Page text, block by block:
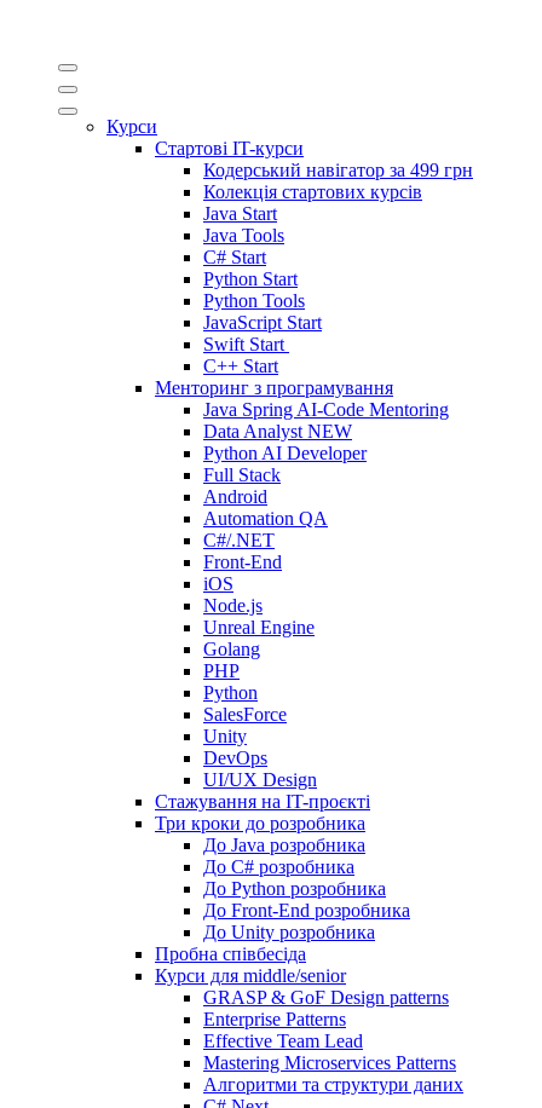
Курси
Стартові IT-курси
Кодерський навігатор за 499 грн
Колекція стартових курсів
Java Start
Java Tools
C# Start
Python Start
Python Tools
JavaScript Start
Swift Start
C++ Start
Менторинг з програмування
Java Spring AI-Code Mentoring
Data Analyst NEW
Python AI Developer
Full Stack
Android
Automation QA
C#/.NET
Front-End
iOS
Node.js
Unreal Engine
Golang
PHP
Python
SalesForce
Unity
DevOps
UI/UX Design
Стажування на IT-проєкті
Три кроки до розробника
До Java розробника
До C# розробника
До Python розробника
До Front-End розробника
До Unity розробника
Пробна співбесіда
Курси для middle/senior
GRASP & GoF Design patterns
Enterprise Patterns
Effective Team Lead
Mastering Microservices Patterns
Алгоритми та структури даних